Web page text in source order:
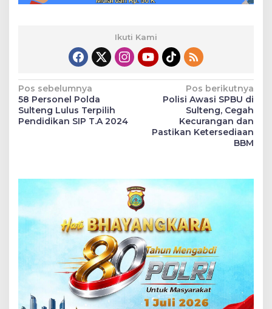
Ikuti Kami
Navigasi
pos
Pos sebelumnya
58 Personel Polda
Sulteng Lulus Terpilih
Pendidikan SIP T.A 2024
Pos berikutnya
Polisi Awasi SPBU di
Sulteng, Cegah
Kecurangan dan
Pastikan Ketersediaan
BBM